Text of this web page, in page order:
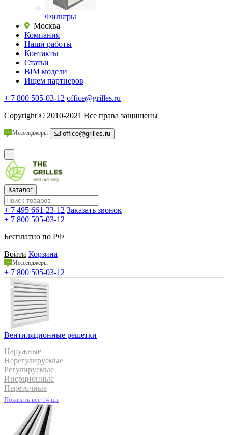
Фильтры
Москва
Компания
Наши работы
Контакты
Статьи
BIM модели
Ищем партнеров
+ 7 800 505-03-12 office@grilles.ru
Copyright © 2010-2021 Все права защищены
Мессенджеры office@grilles.ru
Каталог
+ 7 495 661-23-12 Заказать звонок
+ 7 800 505-03-12
Бесплатно по РФ
Войти Корзина
Мессенджеры
+ 7 800 505-03-12
Вентиляционные решетки
Наружные
Нерегулируемые
Регулируемые
Инерционные
Переточные
Показать все 14 шт